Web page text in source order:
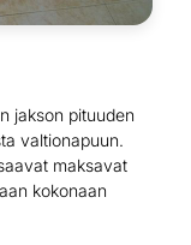
jakson pituuden
valtionapuun.
maksavat
kokonaan